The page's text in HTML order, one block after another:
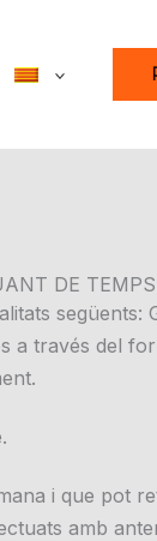
DE
següents:
a través del
i que pot
amb